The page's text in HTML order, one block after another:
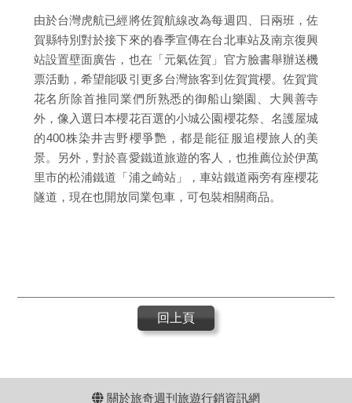
由於台灣虎航已經將佐賀航線改為每週四、日兩班，佐
賀縣特別對於接下來的春季宣傳在台北車站及南京復興
站設置壁面廣告，也在「元氣佐賀」官方臉書舉辦送機
票活動，希望能吸引更多台灣旅客到佐賀賞櫻。佐賀賞
花名所除首推同業們所熟悉的御船山樂園、大興善寺
外，像入選日本櫻花百選的小城公園櫻花祭、名護屋城
的400株染井吉野櫻爭艷，都是能征服追櫻旅人的美
景。另外，對於喜愛鐵道旅遊的客人，也推薦位於伊萬
里市的松浦鐵道「浦之崎站」，車站鐵道兩旁有座櫻花
隧道，現在也開放同業包車，可包裝相關商品。
回上頁
關於旅奇週刊旅遊行銷資訊網